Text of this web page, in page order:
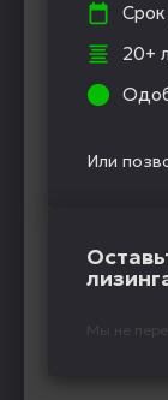
20+
Или
Мы не